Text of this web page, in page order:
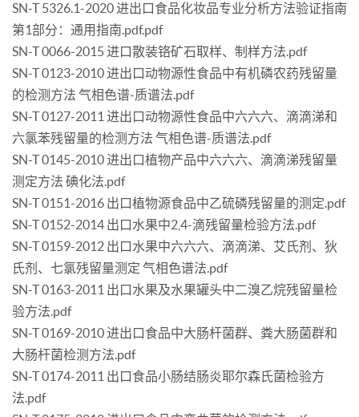
SN-T 5326.1-2020 进出口食品化妆品专业分析方法验证指南
第1部分：通用指南.pdf.pdf
SN-T 0066-2015 进口散装铬矿石取样、制样方法.pdf
SN-T 0123-2010 进出口动物源性食品中有机磷农药残留量
的检测方法 气相色谱-质谱法.pdf
SN-T 0127-2011 进出口动物源性食品中六六六、滴滴涕和
六氯苯残留量的检测方法 气相色谱-质谱法.pdf
SN-T 0145-2010 进出口植物产品中六六六、滴滴涕残留量
测定方法 碘化法.pdf
SN-T 0151-2016 出口植物源食品中乙硫磷残留量的测定.pdf
SN-T 0152-2014 出口水果中2,4-滴残留量检验方法.pdf
SN-T 0159-2012 出口水果中六六六、滴滴涕、艾氏剂、狄
氏剂、七氯残留量测定 气相色谱法.pdf
SN-T 0163-2011 出口水果及水果罐头中二溴乙烷残留量检
验方法.pdf
SN-T 0169-2010 进出口食品中大肠杆菌群、粪大肠菌群和
大肠杆菌检测方法.pdf
SN-T 0174-2011 出口食品小肠结肠炎耶尔森氏菌检验方
法.pdf